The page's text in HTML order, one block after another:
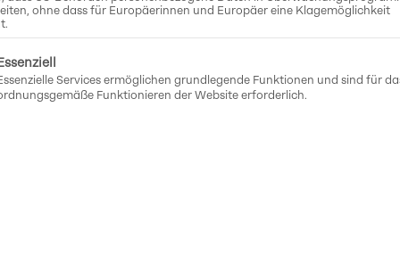
ohne dass für Europäerinnen und Europäer eine Klagemöglichkeit
eine Liste der Service-Gruppen, für die eine
Services ermöglichen grundlegende Funktionen und sind für
Funktionieren der Website erforderlich.